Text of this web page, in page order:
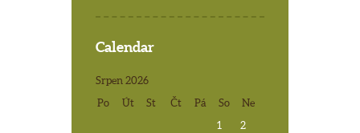
Calendar
Srpen 2026
Po
Út St Čt Pá So
Ne
1
2